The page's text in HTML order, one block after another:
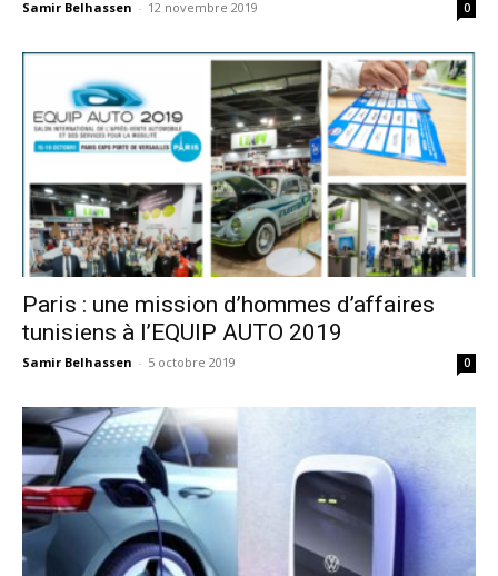
Samir Belhassen - 12 novembre 2019 0
Paris : une mission d’hommes d’affaires
tunisiens à l’EQUIP AUTO 2019
Samir Belhassen - 5 octobre 2019 0